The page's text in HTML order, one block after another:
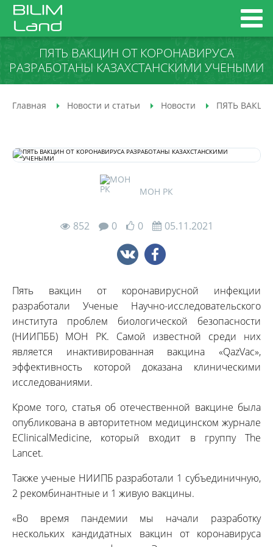
ПЯТЬ ВАКЦИН ОТ КОРОНАВИРУСА
РАЗРАБОТАНЫ КАЗАХСТАНСКИМИ УЧЕНЫМИ
Главная Новости и статьи Новости ПЯТЬ
МОН РК
852 0 0 05.11.2021
Пять вакцин от коронавирусной инфекции
разработали Ученые Научно-исследовательского
института проблем биологической безопасности
(НИИПББ) МОН РК. Самой известной среди них
является инактивированная вакцина «QazVac»,
эффективность которой доказана клиническими
исследованиями.
Кроме того, статья об отечественной вакцине была
опубликована в авторитетном медицинском журнале
EClinicalMedicine, который входит в группу The
Lancet.
Также ученые НИИПБ разработали 1 субъединичную,
2 рекомбинантные и 1 живую вакцины.
«Во время пандемии мы начали разработку
нескольких кандидатных вакцин от коронавируса